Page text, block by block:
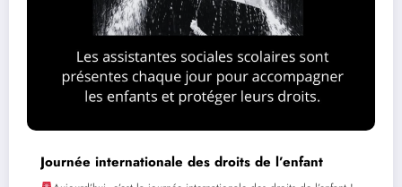
Journée internationale des droits de l’enfant